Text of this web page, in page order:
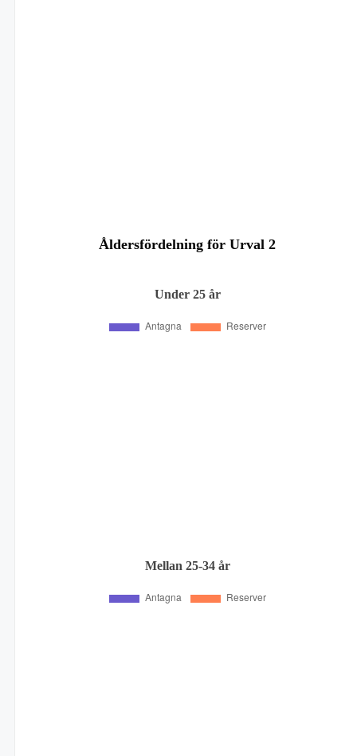
Åldersfördelning för Urval 2
Under 25 år
Mellan 25-34 år